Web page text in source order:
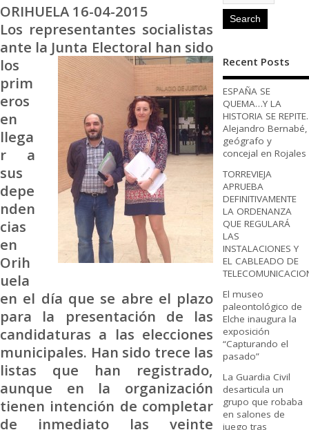
ORIHUELA 16-04-2015
Los representantes socialistas
ante la Junta Electoral han sido
los
prim
eros
en
llega
r a
sus
depe
nden
cias
en
Orih
uela
en el día que se abre el plazo
para la presentación de las
candidaturas a las elecciones
municipales. Han sido trece las
listas que han registrado,
aunque en la organización
tienen intención de completar
de inmediato las veinte
Recent Posts
ESPAÑA SE
QUEMA…Y LA
HISTORIA SE REPITE.
Alejandro Bernabé,
geógrafo y
concejal en Rojales
TORREVIEJA
APRUEBA
DEFINITIVAMENTE
LA ORDENANZA
QUE REGULARÁ
LAS
INSTALACIONES Y
EL CABLEADO DE
El museo
paleontológico de
Elche inaugura la
exposición
“Capturando el
pasado”
La Guardia Civil
desarticula un
grupo que robaba
en salones de
juego tras